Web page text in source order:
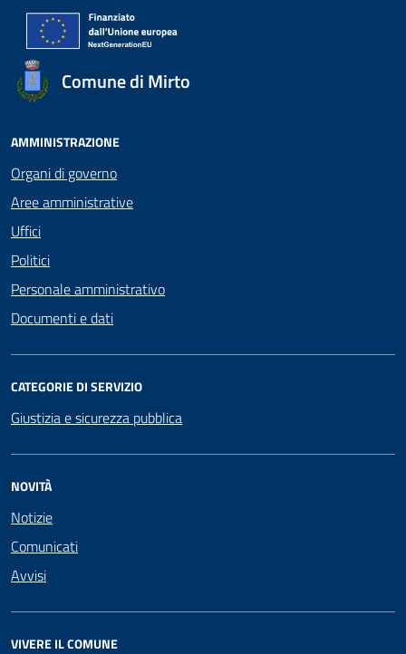
Comune di Mirto
AMMINISTRAZIONE
Organi di governo
Aree amministrative
Uffici
Politici
Personale amministrativo
Documenti e dati
CATEGORIE DI SERVIZIO
Giustizia e sicurezza pubblica
NOVITÀ
Notizie
Comunicati
Avvisi
VIVERE IL COMUNE